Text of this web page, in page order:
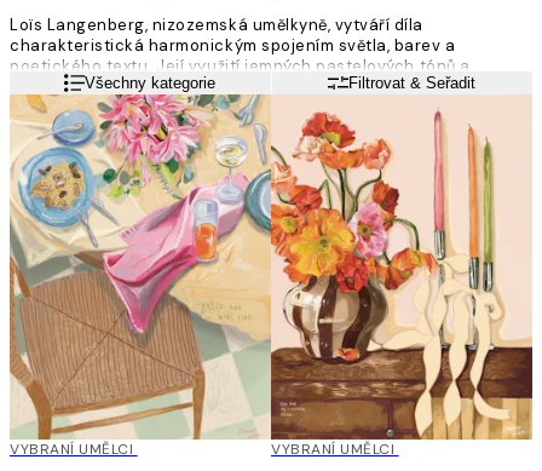
Loïs Langenberg, nizozemská umělkyně, vytváří díla
charakteristická harmonickým spojením světla, barev a
poetického textu. Její využití jemných pastelových tónů a
něžných tahů štětcem vybízí ke klidnému rozjímání a zdůrazňuje
krásu prostých, každodenních okamžiků.
Přečtěte si víceVšechny kategorie Filtrovat & Seřadit
40%*
VYBRANÍ UMĚLCI 40%*
VYBRANÍ UMĚLCI